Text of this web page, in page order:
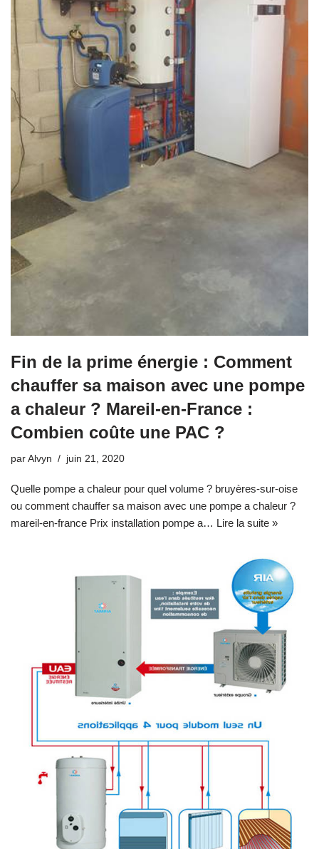
Fin de la prime énergie : Comment
chauffer sa maison avec une pompe
a chaleur ? Mareil-en-France :
Combien coûte une PAC ?
par Alvyn juin 21, 2020
Quelle pompe a chaleur pour quel volume ? bruyères-sur-oise
ou comment chauffer sa maison avec une pompe a chaleur ?
mareil-en-france Prix installation pompe a… Lire la suite »